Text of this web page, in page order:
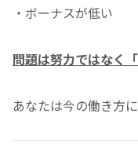
・ボーナスが低い
問題は努力ではなく「
あなたは今の働き方